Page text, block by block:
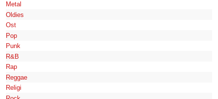
Metal
Oldies
Ost
Pop
Punk
R&B
Rap
Reggae
Religi